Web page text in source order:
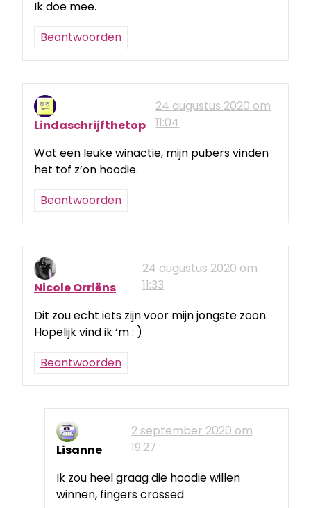
Ik doe mee.
Beantwoorden
Lindaschrijfthetop
24 augustus 2020 om
11:04
Wat een leuke winactie, mijn pubers vinden
het tof z’on hoodie.
Beantwoorden
Nicole Orriëns
24 augustus 2020 om
11:33
Dit zou echt iets zijn voor mijn jongste zoon.
Hopelijk vind ik ‘m : )
Beantwoorden
Lisanne
2 september 2020 om
19:27
Ik zou heel graag die hoodie willen
winnen, fingers crossed